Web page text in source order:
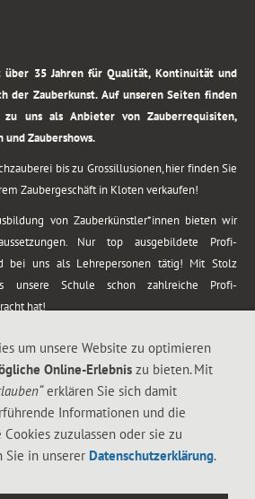
35 Jahren für Qualität, Kontinuität und
der Zauberkunst. Auf unseren Seiten finden
uns als Anbieter von Zauberrequisiten,
und Zaubershows.
bis zu Grossillusionen, hier finden Sie
Zaubergeschäft in Kloten verkaufen!
von Zauberkünstler*innen bieten wir
Nur top ausgebildete Profi-
bei uns als Lehrepersonen tätig! Mit Stolz
unsere Schule schon zahlreiche Profi-
hat!
Tischzauberei. Lassen Sie sich faszinieren von
angerührt mit sprachlichen Sequenzen,
Illusionen wie Kaninchen, Vasen, Seilen,
um unsere Website zu optimieren
Online-Erlebnis zu bieten. Mit
erklären Sie sich damit
Informationen und die
zuzulassen oder sie zu
Sie in unserer Datenschutzerklärung.